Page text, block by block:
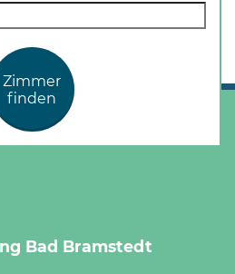
Zimmer
finden
Bad Bramstedt